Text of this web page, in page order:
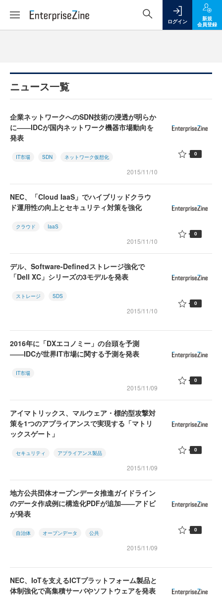
ログイン
新規
会員登録
ニュース一覧
企業ネットワークへのSDN技術の浸透が明らか
に――IDCが国内ネットワーク機器市場動向を
発表
IT市場 SDN ネットワーク仮想化
2015/11/10
0
NEC、「Cloud IaaS」でハイブリッドクラウ
ド運用性の向上とセキュリティ対策を強化
クラウド IaaS
2015/11/10
0
デル、Software-Definedストレージ強化で
「Dell XC」シリーズの3モデルを発表
ストレージ SDS
2015/11/10
0
2016年に「DXエコノミー」の台頭を予測
――IDCが世界IT市場に関する予測を発表
IT市場
2015/11/09
0
アイマトリックス、マルウェア・標的型攻撃対
策を1つのアプライアンスで実現する「マトリ
ックスゲート」
セキュリティ アプライアンス製品
2015/11/09
0
地方公共団体オープンデータ推進ガイドライン
のデータ作成例に構造化PDFが追加――アドビ
が発表
自治体 オープンデータ 公共
2015/11/09
0
NEC、IoTを支えるICTプラットフォーム製品と
体制強化で高集積サーバやソフトウェアを発表